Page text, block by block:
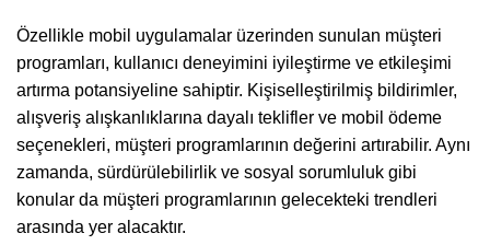
Özellikle mobil uygulamalar üzerinden sunulan müşteri
programları, kullanıcı deneyimini iyileştirme ve etkileşimi
artırma potansiyeline sahiptir. Kişiselleştirilmiş bildirimler,
alışveriş alışkanlıklarına dayalı teklifler ve mobil ödeme
seçenekleri, müşteri programlarının değerini artırabilir. Aynı
zamanda, sürdürülebilirlik ve sosyal sorumluluk gibi
konular da müşteri programlarının gelecekteki trendleri
arasında yer alacaktır.